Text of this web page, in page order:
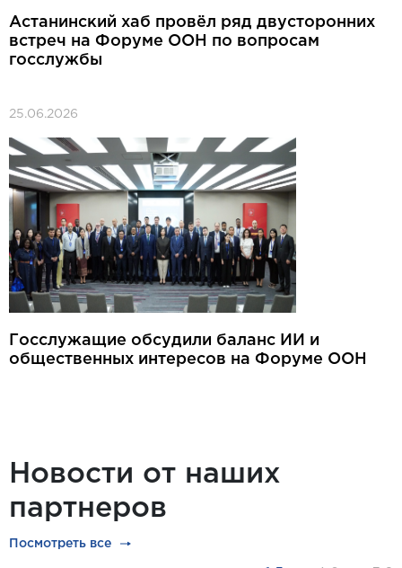
Астанинский хаб провёл ряд двусторонних
встреч на Форуме ООН по вопросам
госслужбы
25.06.2026
Госслужащие обсудили баланс ИИ и
общественных интересов на Форуме ООН
Новости от наших
партнеров
Посмотреть все